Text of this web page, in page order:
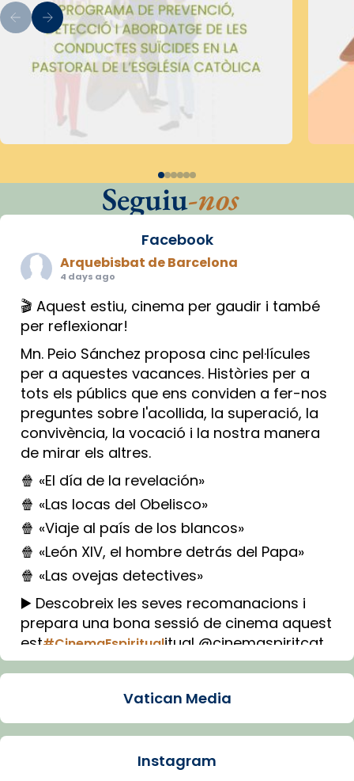
Seguiu-nos
Facebook
Arquebisbat de Barcelona
4 days ago
🎬 Aquest estiu, cinema per gaudir i també
per reflexionar!
Mn. Peio Sánchez proposa cinc pel·lícules
per a aquestes vacances. Històries per a
tots els públics que ens conviden a fer-nos
preguntes sobre l'acollida, la superació, la
convivència, la vocació i la nostra manera
de mirar els altres.
🍿 «El día de la revelación»
🍿 «Las locas del Obelisco»
🍿 «Viaje al país de los blancos»
🍿 «León XIV, el hombre detrás del Papa»
🍿 «Las ovejas detectives»
▶️ Descobreix les seves recomanacions i
prepara una bona sessió de cinema aquest
est#CinemaEspiritualitual @cinemaspiritcat
Imatge: Generada amb IA (OpenAI)
Arquebisbat de Barcelona
Vatican Media
Instagram